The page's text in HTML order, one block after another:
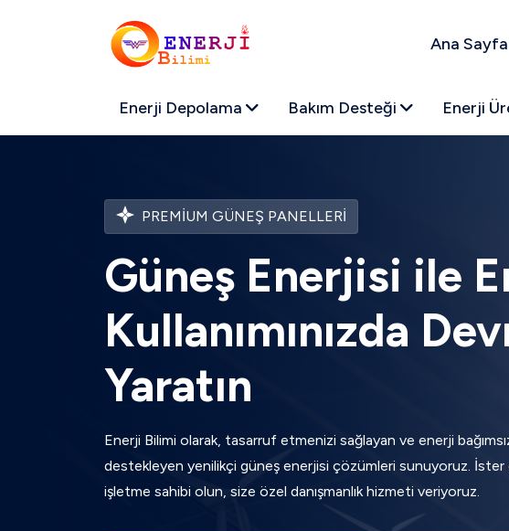
Ana Sayfa
Enerji Depolama Bakım Desteği Enerji
PREMIUM GÜNEŞ PANELLERI
Güneş Enerjisi ile
Kullanımınızda
Yaratın
Enerji Bilimi olarak, tasarruf etmenizi sağlayan ve enerji
destekleyen yenilikçi güneş enerjisi çözümleri sunuyoruz. İster
işletme sahibi olun, size özel danışmanlık hizmeti veriyoruz.